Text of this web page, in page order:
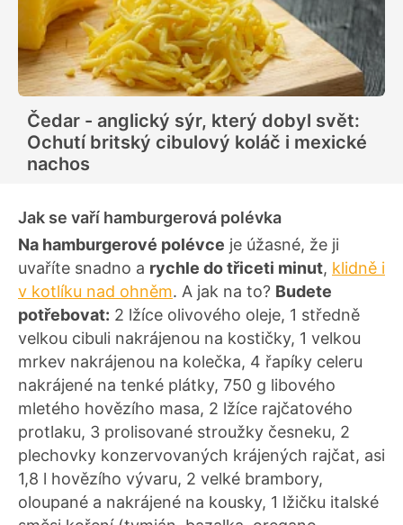
Čedar - anglický sýr, který dobyl svět:
Ochutí britský cibulový koláč i mexické
nachos
Jak se vaří hamburgerová polévka
Na hamburgerové polévce je úžasné, že ji
uvaříte snadno a rychle do třiceti minut, klidně i
v kotlíku nad ohněm. A jak na to? Budete
potřebovat: 2 lžíce olivového oleje, 1 středně
velkou cibuli nakrájenou na kostičky, 1 velkou
mrkev nakrájenou na kolečka, 4 řapíky celeru
nakrájené na tenké plátky, 750 g libového
mletého hovězího masa, 2 lžíce rajčatového
protlaku, 3 prolisované stroužky česneku, 2
plechovky konzervovaných krájených rajčat, asi
1,8 l hovězího vývaru, 2 velké brambory,
oloupané a nakrájené na kousky, 1 lžičku italské